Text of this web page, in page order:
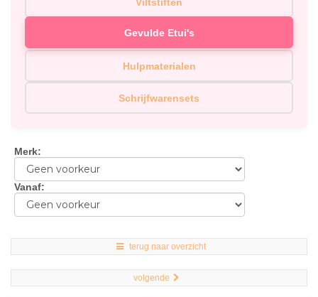
Gevulde Etui's
Hulpmaterialen
Schrijfwarensets
Merk:
Vanaf:
terug naar overzicht
volgende